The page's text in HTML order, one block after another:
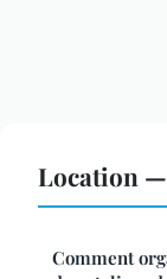
Location
Comment